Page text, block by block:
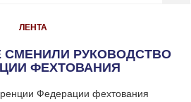
ЛЕНТА
СМЕНИЛИ РУКОВОДСТВО
ФЕХТОВАНИЯ
Федерации фехтования